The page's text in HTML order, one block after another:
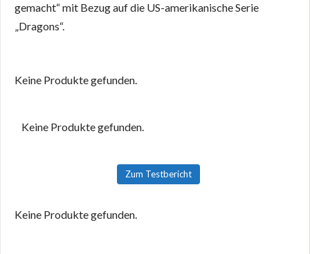
gemacht“ mit Bezug auf die US-amerikanische Serie
„Dragons“.
Keine Produkte gefunden.
Keine Produkte gefunden.
Zum Testbericht
Keine Produkte gefunden.